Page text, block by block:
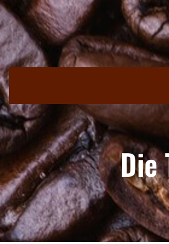
Skip
to
content
Die